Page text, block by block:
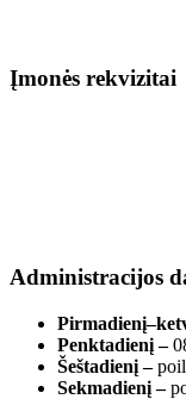
Įmonės rekvizitai
Administracijos
Penktadienį –
Šeštadienį –
Sekmadienį –